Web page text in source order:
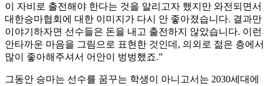
이 자비로 출전해야 한다는 것을 알리고자 했지만 와전되면서
대한승마협회에 대한 이미지가 다시 안 좋아졌습니다. 결과만
이야기하자면 선수들은 돈을 내고 출전하지 않았습니다. 이런
안타까운 마음을 그림으로 표현한 것인데, 의외로 젊은 층에서
많이 좋아해주셔서 어안이 벙벙했죠.”
그동안 승마는 선수를 꿈꾸는 학생이 아니고서는 2030세대에